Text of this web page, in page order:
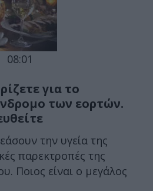
08:01
για το
των εορτών.
την υγεία της
παρεκτροπές της
Ποιος είναι ο μεγάλος